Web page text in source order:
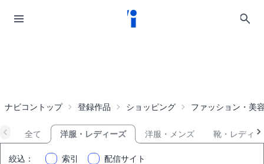
ナビコントップ 登録作品 ショッピング ファッション・美
全て 洋服・レディーズ 洋服・メンズ 靴・レディ
絞込 ： 索引 配信サイト